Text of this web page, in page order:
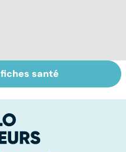
Sexe : comment
retrouver sa
santé